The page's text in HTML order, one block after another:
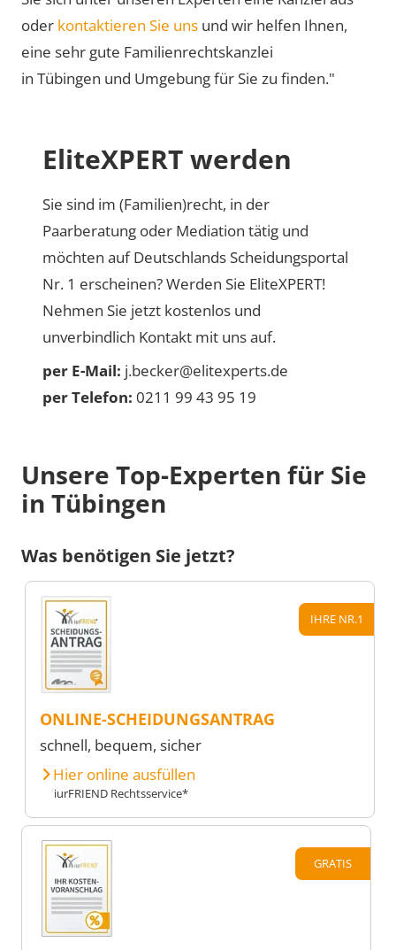
oder kontaktieren Sie uns und wir helfen Ihnen,
eine sehr gute Familienrechtskanzlei
in Tübingen und Umgebung für Sie zu finden."
EliteXPERT werden
Sie sind im (Familien)recht, in der
Paarberatung oder Mediation tätig und
möchten auf Deutschlands Scheidungsportal
Nr. 1 erscheinen? Werden Sie EliteXPERT!
Nehmen Sie jetzt kostenlos und
unverbindlich Kontakt mit uns auf.
per E-Mail: j.becker@elitexperts.de
per Telefon: 0211 99 43 95 19
Unsere Top-Experten für Sie
in Tübingen
Was benötigen Sie jetzt?
IHRE NR.1
ONLINE-SCHEIDUNGSANTRAG
schnell, bequem, sicher
Hier online ausfüllen
iurFRIEND Rechtsservice*
GRATIS